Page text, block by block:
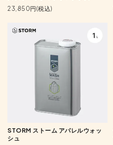
23,850円(税込)
STORM ストーム アパレルウォッ
シュ